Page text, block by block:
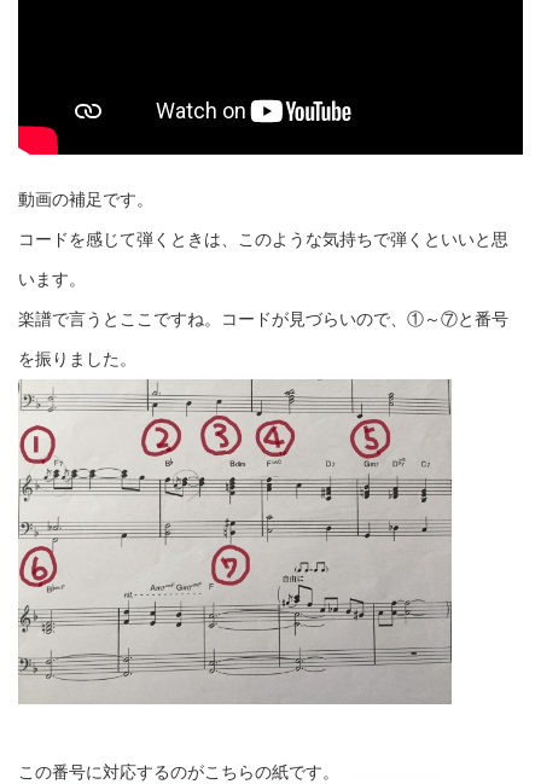
動画の補足です。
コードを感じて弾くときは、このような気持ちで弾くといいと思
います。
楽譜で言うとここですね。コードが見づらいので、①～⑦と番号
を振りました。
この番号に対応するのがこちらの紙です。